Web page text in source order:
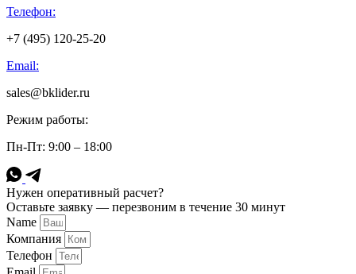
Телефон:
+7 (495) 120-25-20
Email:
sales@bklider.ru
Режим работы:
Пн-Пт: 9:00 – 18:00
Нужен оперативный расчет?
Оставьте заявку — перезвоним в течение 30 минут
Name
Компания
Телефон